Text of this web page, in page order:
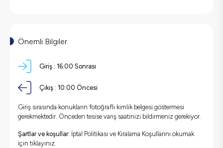
Önemli Bilgiler
Giriş : 16:00 Sonrası
Çıkış : 10:00 Öncesi
Giriş sırasında konukların fotoğraflı kimlik belgesi göstermesi
gerekmektedir. Önceden tesise varış saatinizi bildirmeniz gerekiyor.
Şartlar ve koşullar: İptal Politikası ve Kiralama Koşullarını okumak
için tıklayınız.